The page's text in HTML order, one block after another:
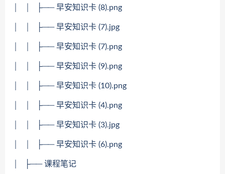
│ │ ├── 早安知识卡 (8).png
│ │ ├── 早安知识卡 (7).jpg
│ │ ├── 早安知识卡 (7).png
│ │ ├── 早安知识卡 (9).png
│ │ ├── 早安知识卡 (10).png
│ │ ├── 早安知识卡 (4).png
│ │ ├── 早安知识卡 (3).jpg
│ │ ├── 早安知识卡 (6).png
│ ├── 课程笔记